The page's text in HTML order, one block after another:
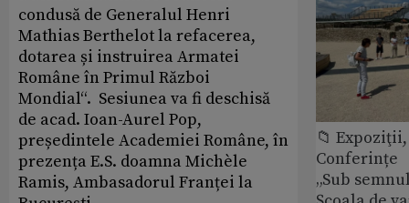
condusă de Generalul Henri
Mathias Berthelot la refacerea,
dotarea și instruirea Armatei
Române în Primul Război
Mondial“. Sesiunea va fi deschisă
de acad. Ioan-Aurel Pop,
președintele Academiei Române, în
prezența E.S. doamna Michèle
Ramis, Ambasadorul Franței la
📁
Conferințe
„Sub